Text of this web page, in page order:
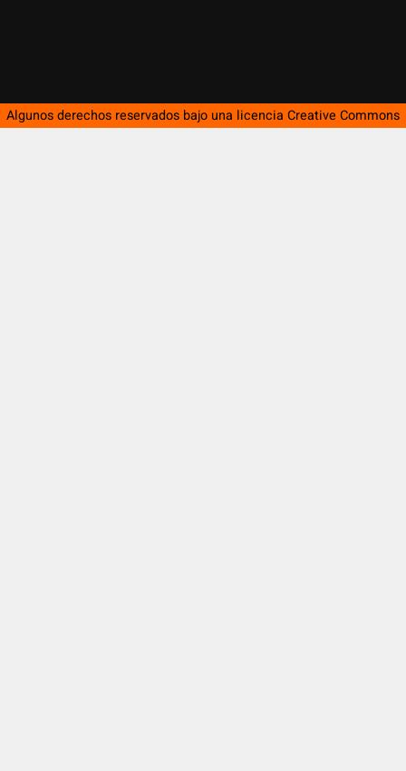
Algunos derechos reservados bajo una licencia Creative Commons